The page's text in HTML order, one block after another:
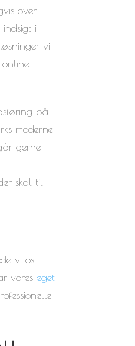
over
i
vi
på
moderne
gerne
skal til
vi os
vores eget